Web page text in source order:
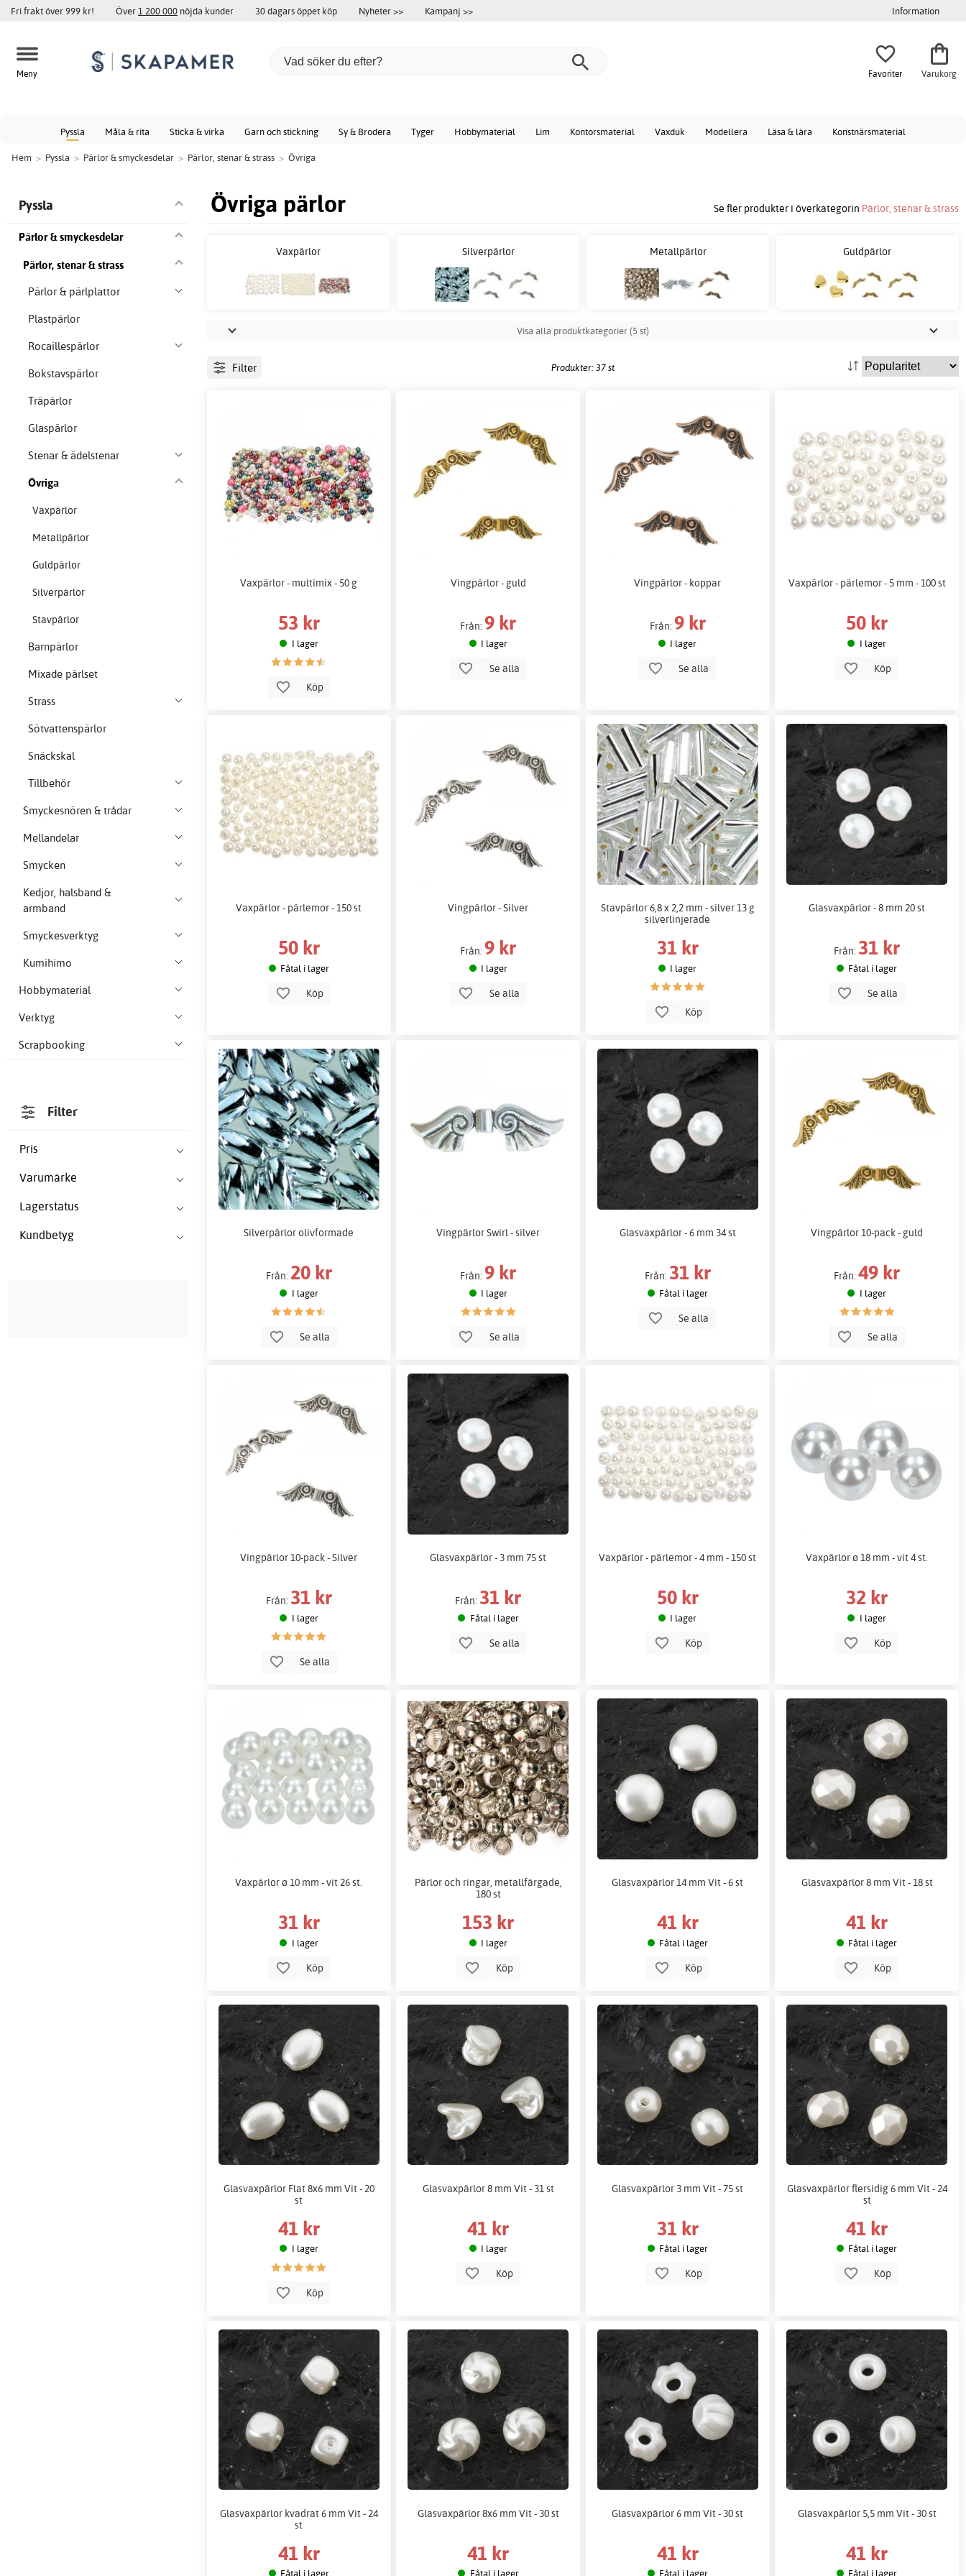
Fri frakt över 999 kr! Över1 200 000 nöjda kunder 30 dagars öppet köp Nyheter >> Kampanj >> Information
Meny Favoriter Varukorg
Pyssla Måla & rita Sticka & virka Garn och stickning Sy & Brodera Tyger Hobbymaterial Lim Kontorsmaterial Vaxduk Modellera Läsa & lära Konstnärsmaterial
Hem > Pyssla > Pärlor & smyckesdelar > Pärlor, stenar & strass > Övriga
Övriga pärlor Se fler produkter i överkategorin Pärlor, stenar & strass
Pyssla
Pärlor & smyckesdelar
Pärlor, stenar & strass
Pärlor & pärlplattor
Plastpärlor
Rocaillespärlor
Bokstavspärlor
Träpärlor
Glaspärlor
Stenar & ädelstenar
Övriga
Vaxpärlor
Metallpärlor
Guldpärlor
Silverpärlor
Stavpärlor
Barnpärlor
Mixade pärlset
Strass
Sötvattenspärlor
Snäckskal
Tillbehör
Smyckesnören & trådar
Mellandelar
Smycken
Kedjor, halsband &
armband
Smyckesverktyg
Kumihimo
Hobbymaterial
Verktyg
Scrapbooking
Filter
Pris
Varumärke
Lagerstatus
Kundbetyg
Vaxpärlor Silverpärlor Metallpärlor Guldpärlor
Visa alla produktkategorier (5 st)
Filter Produkter: 37 st
Vaxpärlor - multimix - 50 g
53 kr
I lager
Köp
Vingpärlor - guld
Från: 9 kr
I lager
Se alla
Vingpärlor - koppar
Från: 9 kr
I lager
Se alla
Vaxpärlor - pärlemor - 5 mm - 100 st
50 kr
I lager
Köp
Vaxpärlor - pärlemor - 150 st
50 kr
Fåtal i lager
Köp
Vingpärlor - Silver
Från: 9 kr
I lager
Se alla
Stavpärlor 6,8 x 2,2 mm - silver 13 g
silverlinjerade
31 kr
I lager
Köp
Glasvaxpärlor - 8 mm 20 st
Från: 31 kr
Fåtal i lager
Se alla
Silverpärlor olivformade
Från: 20 kr
I lager
Se alla
Vingpärlor Swirl - silver
Från: 9 kr
I lager
Se alla
Glasvaxpärlor - 6 mm 34 st
Från: 31 kr
Fåtal i lager
Se alla
Vingpärlor 10-pack - guld
Från:49 kr
I lager
Se alla
Vingpärlor 10-pack - Silver
Från: 31 kr
I lager
Se alla
Glasvaxpärlor - 3 mm 75 st
Från: 31 kr
Fåtal i lager
Se alla
Vaxpärlor - pärlemor - 4 mm - 150 st
50 kr
I lager
Köp
Vaxpärlor ø 18 mm - vit 4 st.
32 kr
I lager
Köp
Vaxpärlor ø 10 mm - vit 26 st.
31 kr
I lager
Köp
Pärlor och ringar, metallfärgade,
180 st
153 kr
I lager
Köp
Glasvaxpärlor 14 mm Vit - 6 st
41 kr
Fåtal i lager
Köp
Glasvaxpärlor 8 mm Vit - 18 st
41 kr
Fåtal i lager
Köp
Glasvaxpärlor Flat 8x6 mm Vit - 20
st
41 kr
I lager
Köp
Glasvaxpärlor 8 mm Vit - 31 st
41 kr
I lager
Köp
Glasvaxpärlor 3 mm Vit - 75 st
31 kr
Fåtal i lager
Köp
Glasvaxpärlor flersidig 6 mm Vit - 24
st
41 kr
Fåtal i lager
Köp
Glasvaxpärlor kvadrat 6 mm Vit - 24
st
41 kr
Fåtal i lager
Glasvaxpärlor 8x6 mm Vit - 30 st
41 kr
Fåtal i lager
Glasvaxpärlor 6 mm Vit - 30 st
41 kr
Fåtal i lager
Glasvaxpärlor 5,5 mm Vit - 30 st
41 kr
Fåtal i lager